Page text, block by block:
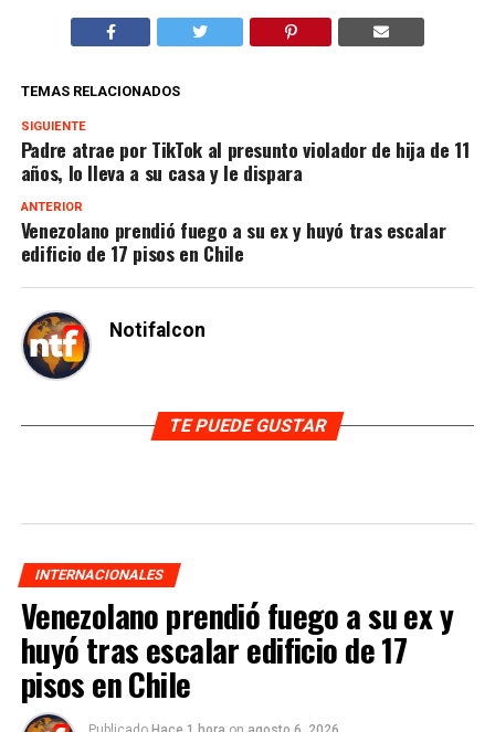
TEMAS RELACIONADOS
SIGUIENTE
Padre atrae por TikTok al presunto violador de hija de 11
años, lo lleva a su casa y le dispara
ANTERIOR
Venezolano prendió fuego a su ex y huyó tras escalar
edificio de 17 pisos en Chile
Notifalcon
TE PUEDE GUSTAR
INTERNACIONALES
Venezolano prendió fuego a su ex y
huyó tras escalar edificio de 17
pisos en Chile